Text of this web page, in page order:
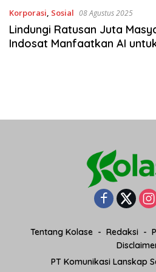
Korporasi, Sosial 08 Agustus 2025
Lindungi Ratusan Juta
Indosat Manfaatkan AI
Tentang Kolase Redaksi
PT Komunikasi Lanskap